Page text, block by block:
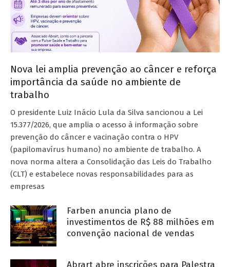
Nova lei amplia prevenção ao câncer e reforça
importância da saúde no ambiente de
trabalho
O presidente Luiz Inácio Lula da Silva sancionou a Lei
15.377/2026, que amplia o acesso à informação sobre
prevenção do câncer e vacinação contra o HPV
(papilomavírus humano) no ambiente de trabalho. A
nova norma altera a Consolidação das Leis do Trabalho
(CLT) e estabelece novas responsabilidades para as
empresas
Farben anuncia plano de
investimentos de R$ 88 milhões em
convenção nacional de vendas